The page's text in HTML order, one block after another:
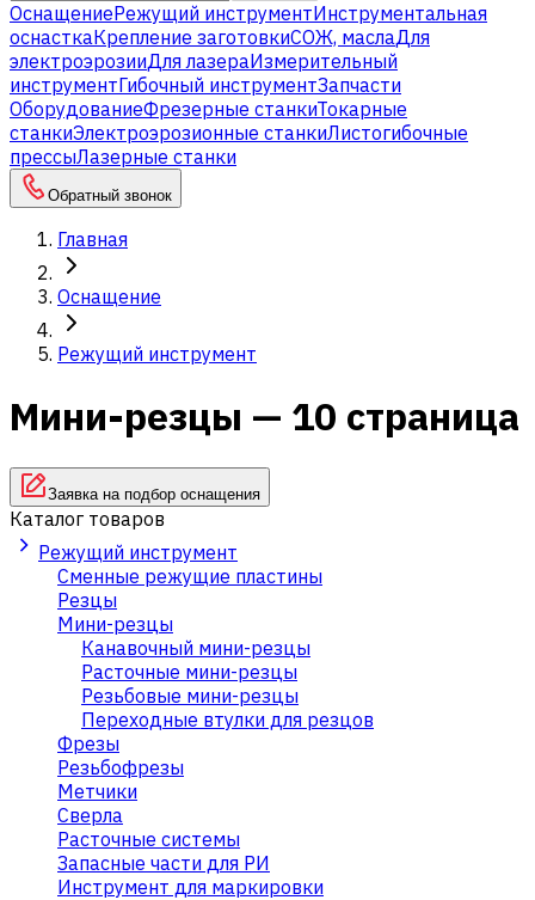
ОснащениеРежущий инструментИнструментальная
оснасткаКрепление заготовкиСОЖ, маслаДля
электроэрозииДля лазераИзмерительный
инструментГибочный инструментЗапчасти
ОборудованиеФрезерные станкиТокарные
станкиЭлектроэрозионные станкиЛистогибочные
прессыЛазерные станки
Обратный звонок
Главная
Оснащение
Режущий инструмент
Мини-резцы — 10 страница
Заявка на подбор оснащения
Каталог товаров
Режущий инструмент
Сменные режущие пластины
Резцы
Мини-резцы
Канавочный мини-резцы
Расточные мини-резцы
Резьбовые мини-резцы
Переходные втулки для резцов
Фрезы
Резьбофрезы
Метчики
Сверла
Расточные системы
Запасные части для РИ
Инструмент для маркировки